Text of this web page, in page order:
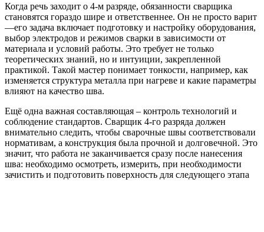
Когда речь заходит о 4-м разряде, обязанности сварщика
становятся гораздо шире и ответственнее. Он не просто варит
—его задача включает подготовку и настройку оборудования,
выбор электродов и режимов сварки в зависимости от
материала и условий работы. Это требует не только
теоретических знаний, но и интуиции, закрепленной
практикой. Такой мастер понимает тонкости, например, как
изменяется структура металла при нагреве и какие параметры
влияют на качество шва.
Ещё одна важная составляющая – контроль технологий и
соблюдение стандартов. Сварщик 4-го разряда должен
внимательно следить, чтобы сварочные швы соответствовали
нормативам, а конструкция была прочной и долговечной. Это
значит, что работа не заканчивается сразу после нанесения
шва: необходимо осмотреть, измерить, при необходимости
зачистить и подготовить поверхность для следующего этапа